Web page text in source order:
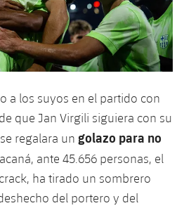
a los suyos en el partido con
que Jan Virgili siguiera con su
regalara un golazo para no
ante 45.656 personas, el
ha tirado un sombrero
del portero y del